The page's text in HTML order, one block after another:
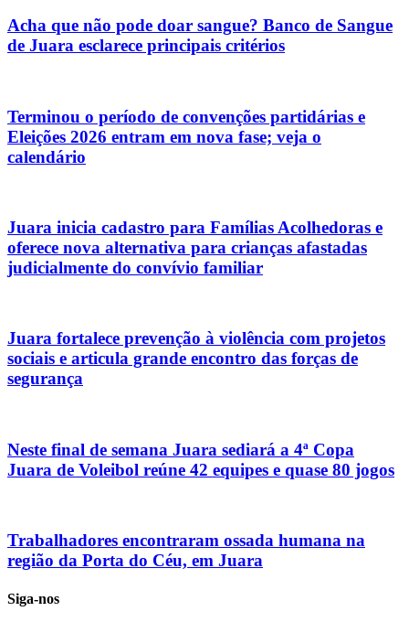
Acha que não pode doar sangue? Banco de Sangue
de Juara esclarece principais critérios
Terminou o período de convenções partidárias e
Eleições 2026 entram em nova fase; veja o
calendário
Juara inicia cadastro para Famílias Acolhedoras e
oferece nova alternativa para crianças afastadas
judicialmente do convívio familiar
Juara fortalece prevenção à violência com projetos
sociais e articula grande encontro das forças de
segurança
Neste final de semana Juara sediará a 4ª Copa
Juara de Voleibol reúne 42 equipes e quase 80 jogos
Trabalhadores encontraram ossada humana na
região da Porta do Céu, em Juara
Siga-nos